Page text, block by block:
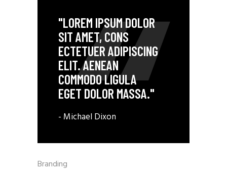
"LOREM IPSUM DOLOR
SIT AMET, CONS
ECTETUER ADIPISCING
ELIT. AENEAN
COMMODO LIGULA
EGET DOLOR MASSA."
- Michael Dixon
Branding